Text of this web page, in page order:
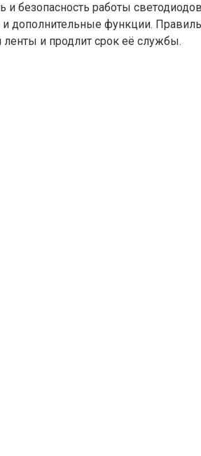
и безопасность работы
дополнительные функции.
ленты и продлит срок её службы.